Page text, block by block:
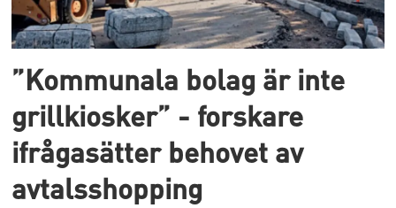
”Kommunala bolag är inte
grillkiosker” - forskare
ifrågasätter behovet av
avtalsshopping